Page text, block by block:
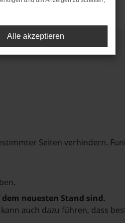
Seiten verhindern.
neuesten Stand sind.
auch dazu führen, dass
Alle akzeptieren